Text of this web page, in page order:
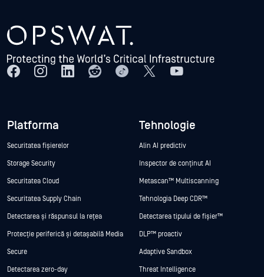
Platforma
Securitatea fișierelor
Storage Security
Securitatea Cloud
Securitatea Supply Chain
Detectarea și răspunsul la rețea
Protecție periferică și detașabilă Media
Secure
Detectarea zero-day
Tehnologie
Alin AI predictiv
Inspector de conținut AI
Metascan™ Multiscanning
Tehnologia Deep CDR™
Detectarea tipului de fișier™
DLP™ proactiv
Adaptive Sandbox
Threat Intelligence